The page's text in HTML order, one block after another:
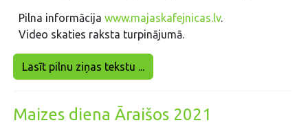
Pilna informācijawww.majaskafejnicas.lv.
Video skaties raksta turpinājumā.
Lasīt pilnu ziņas tekstu ...
Maizes diena Āraišos 2021